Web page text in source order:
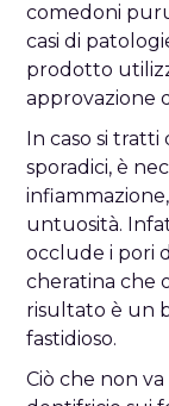
comedoni
casi di
prodotto
approvazione
In caso si tratti
sporadici, è
untuosità.
occlude i pori
cheratina che
risultato è un
fastidioso.
Ciò che non